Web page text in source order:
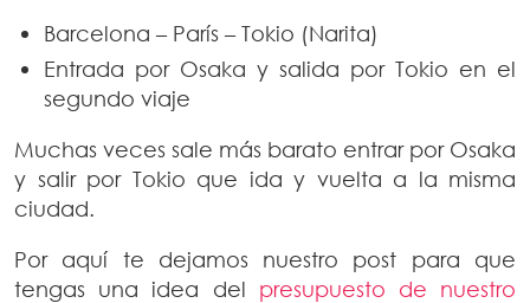
Barcelona – París – Tokio (Narita)
Entrada por Osaka y salida por Tokio en el
segundo viaje
Muchas veces sale más barato entrar por Osaka
y salir por Tokio que ida y vuelta a la misma
ciudad.
Por aquí te dejamos nuestro post para que
tengas una idea del presupuesto de nuestro